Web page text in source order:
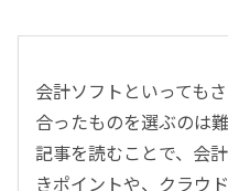
CRM／営業支援／Eコ
DX（2025年の崖）／
データ分析／BI
会計ソフトといっても
合ったものを選ぶのは
記事を読むことで、会
きポイントや、クラウ